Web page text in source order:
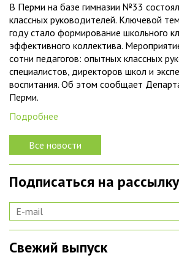
В Перми на базе гимназии №33
классных руководителей. Ключевой
году стало формирование школьного
эффективного коллектива.
сотни педагогов: опытных классных
специалистов, директоров школ и
воспитания. Об этом сообщает
Перми.
Подробнее
Все новости
Подписаться на рассылку
Свежий выпуск